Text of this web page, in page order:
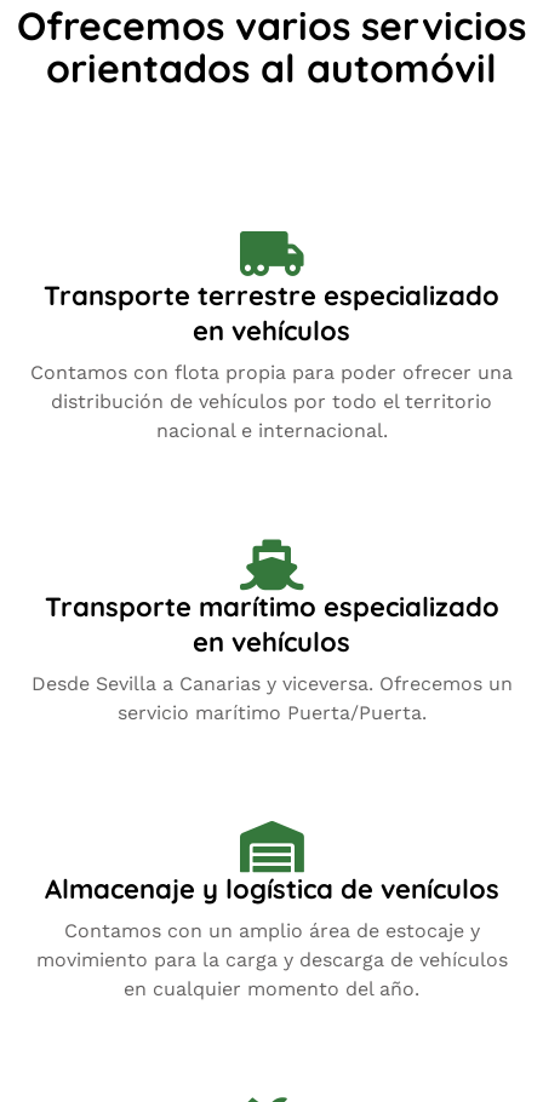
Ofrecemos varios servicios
orientados al automóvil
Transporte terrestre especializado
en vehículos
Contamos con flota propia para poder ofrecer una
distribución de vehículos por todo el territorio
nacional e internacional.
Transporte marítimo especializado
en vehículos
Desde Sevilla a Canarias y viceversa. Ofrecemos un
servicio marítimo Puerta/Puerta.
Almacenaje y logística de venículos
Contamos con un amplio área de estocaje y
movimiento para la carga y descarga de vehículos
en cualquier momento del año.